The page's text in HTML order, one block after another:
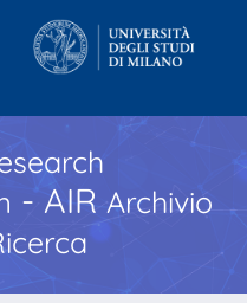
- AIR Archivio